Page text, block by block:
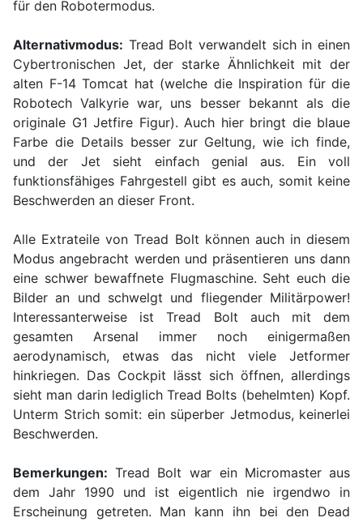
für den Robotermodus.
Alternativmodus: Tread Bolt verwandelt sich in einen
Cybertronischen Jet, der starke Ähnlichkeit mit der
alten F-14 Tomcat hat (welche die Inspiration für die
Robotech Valkyrie war, uns besser bekannt als die
originale G1 Jetfire Figur). Auch hier bringt die blaue
Farbe die Details besser zur Geltung, wie ich finde,
und der Jet sieht einfach genial aus. Ein voll
funktionsfähiges Fahrgestell gibt es auch, somit keine
Beschwerden an dieser Front.
Alle Extrateile von Tread Bolt können auch in diesem
Modus angebracht werden und präsentieren uns dann
eine schwer bewaffnete Flugmaschine. Seht euch die
Bilder an und schwelgt und fliegender Militärpower!
Interessanterweise ist Tread Bolt auch mit dem
gesamten Arsenal immer noch einigermaßen
aerodynamisch, etwas das nicht viele Jetformer
hinkriegen. Das Cockpit lässt sich öffnen, allerdings
sieht man darin lediglich Tread Bolts (behelmten) Kopf.
Unterm Strich somit: ein süperber Jetmodus, keinerlei
Beschwerden.
Bemerkungen: Tread Bolt war ein Micromaster aus
dem Jahr 1990 und ist eigentlich nie irgendwo in
Erscheinung getreten. Man kann ihn bei den Dead